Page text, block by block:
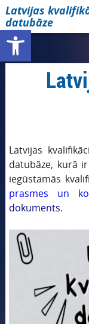
Open toolbar
Latvijas
datubāze
Latvijas
datubāze, kurā
iegūstamās
prasmes un
dokuments.